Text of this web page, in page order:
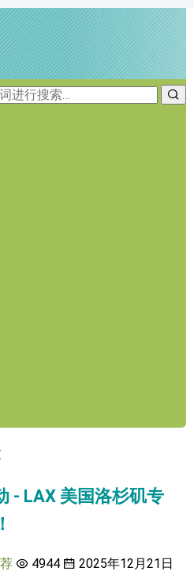
- LAX 美国洛杉矶专
4944
2025年12月21日